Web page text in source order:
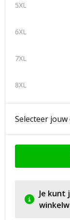
5XL
6XL
7XL
8XL
Selecteer
Je kunt